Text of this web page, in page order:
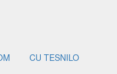
CU TESNILO